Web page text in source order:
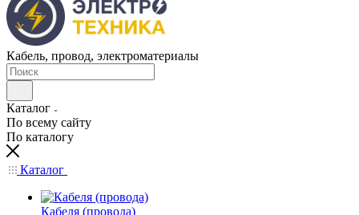
Кабель, провод, электроматериалы
Каталог
По всему сайту
По каталогу
Каталог
Кабеля (провода)